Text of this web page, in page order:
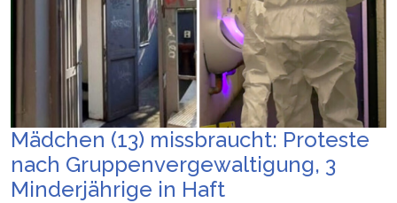
Mädchen (13) missbraucht: Proteste
nach Gruppenvergewaltigung, 3
Minderjährige in Haft